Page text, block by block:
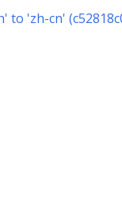
to 'zh-cn'